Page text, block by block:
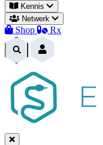
Kennis
Netwerk
Shop Rx